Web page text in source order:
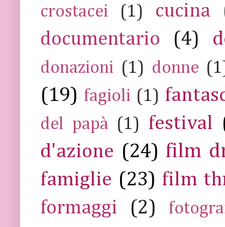
crostacei
(1) cucina
documentario
(4)
donazioni (1) donne
(19) fagioli (1)
del papà (1) festival
d'azione (24) film
famiglie (23) film
formaggi
(2)